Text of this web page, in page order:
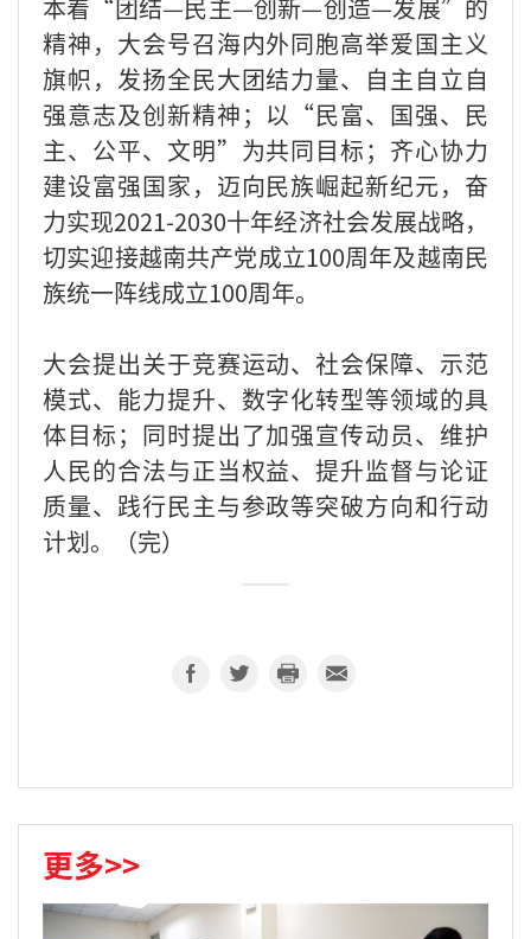
本着“团结—民主—创新—创造—发展”的
精神，大会号召海内外同胞高举爱国主义
旗帜，发扬全民大团结力量、自主自立自
强意志及创新精神；以“民富、国强、民
主、公平、文明”为共同目标；齐心协力
建设富强国家，迈向民族崛起新纪元，奋
力实现2021-2030十年经济社会发展战略，
切实迎接越南共产党成立100周年及越南民
族统一阵线成立100周年。
大会提出关于竞赛运动、社会保障、示范
模式、能力提升、数字化转型等领域的具
体目标；同时提出了加强宣传动员、维护
人民的合法与正当权益、提升监督与论证
质量、践行民主与参政等突破方向和行动
计划。（完）
更多>>